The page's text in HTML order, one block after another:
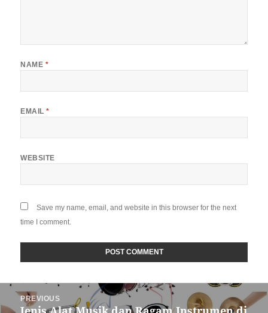
NAME *
EMAIL*
WEBSITE
Save my name, email, and website in this browser for the next
time I comment.
Post
navigation
PREVIOUS